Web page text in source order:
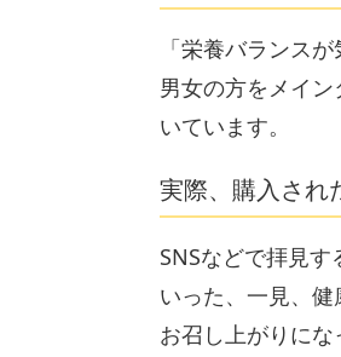
「栄養バランス
男女の方をメイ
いています。
実際、購入され
SNSなどで拝見
いった、一見、
お召し上がりに